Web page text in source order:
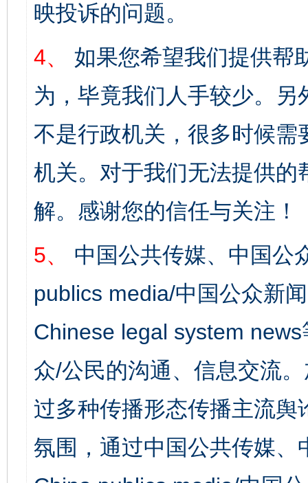
映投诉的问题。
4、
如果您希望我们提供帮
为，毕竟我们人手较少。
不是行政机关，很多时候
机关。对于我们无法提供
解。感谢您的信任与关注！
5、
中国公共传媒、中国公
publics media/中国公众新
Chinese legal system
众/公民的沟通、信息交流
过多种传播形态传播主流
氛围，通过中国公共传媒